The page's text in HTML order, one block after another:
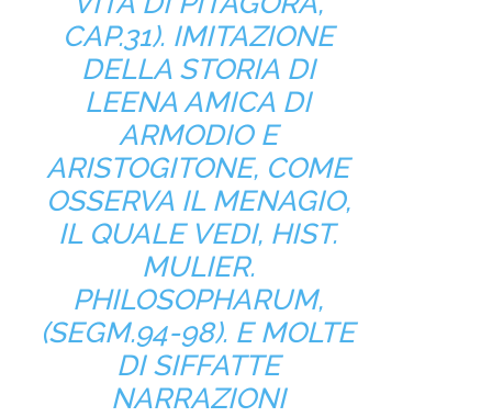
CAP.31). IMITAZIONE
DELLA STORIA DI
LEENA AMICA DI
ARMODIO E
ARISTOGITONE, COME
OSSERVA IL MENAGIO,
IL QUALE VEDI, HIST.
MULIER.
PHILOSOPHARUM,
(SEGM.94-98). E MOLTE
DI SIFFATTE
NARRAZIONI